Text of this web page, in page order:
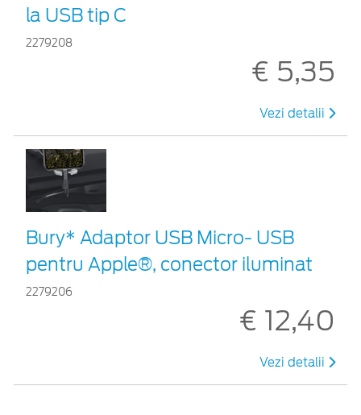
la USB tip C
2279208
€ 5,35
Vezi detalii
Bury* Adaptor USB Micro- USB
pentru Apple®, conector iluminat
2279206
€ 12,40
Vezi detalii